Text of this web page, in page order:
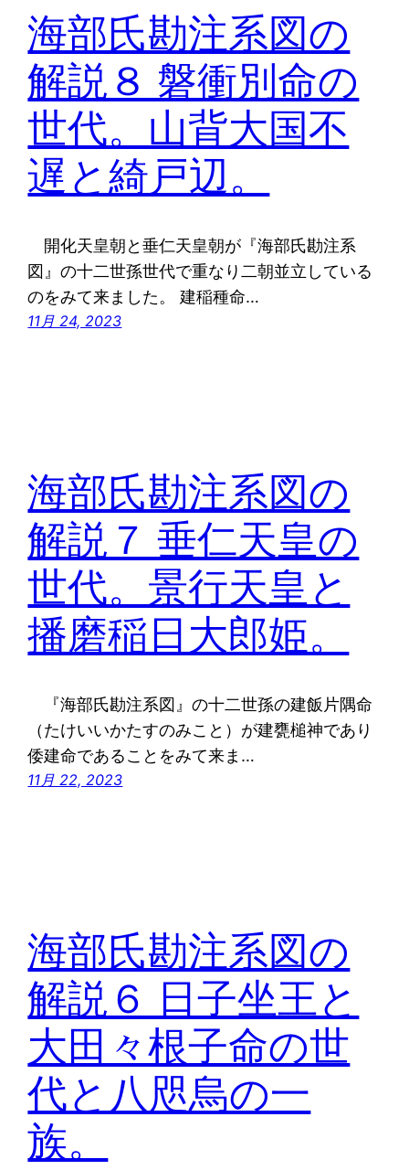
海部氏勘注系図の
解説８ 磐衝別命の
世代。山背大国不
遅と綺戸辺。
開化天皇朝と垂仁天皇朝が『海部氏勘注系
図』の十二世孫世代で重なり二朝並立している
のをみて来ました。 建稲種命…
11月 24, 2023
海部氏勘注系図の
解説７ 垂仁天皇の
世代。景行天皇と
播磨稲日大郎姫。
『海部氏勘注系図』の十二世孫の建飯片隅命
（たけいいかたすのみこと）が建甕槌神であり
倭建命であることをみて来ま…
11月 22, 2023
海部氏勘注系図の
解説６ 日子坐王と
大田々根子命の世
代と八咫烏の一
族。